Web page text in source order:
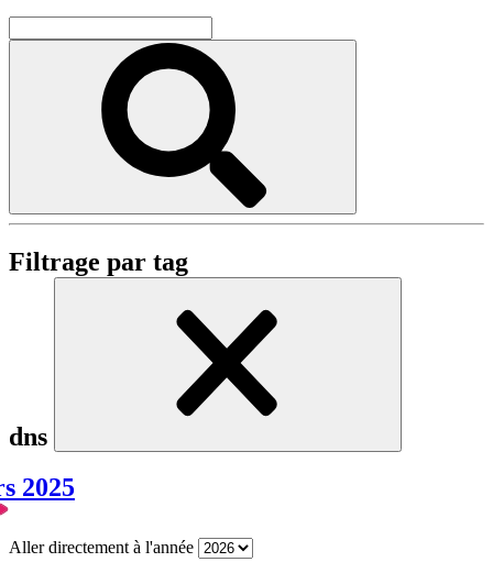
Filtrage par tag
dns
2025
Aller directement à l'année